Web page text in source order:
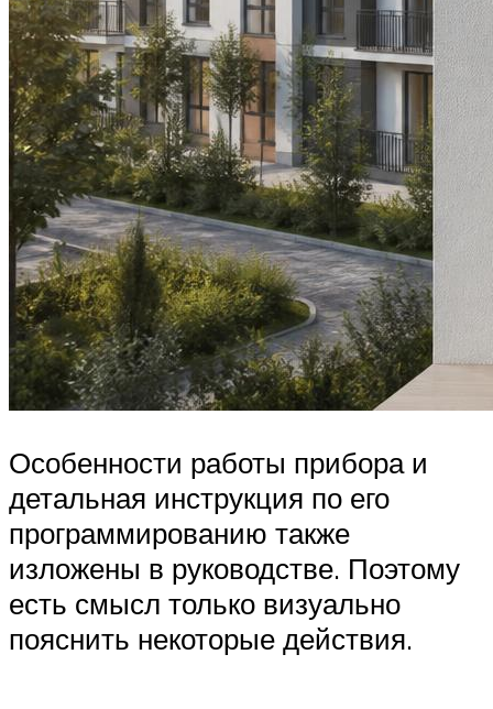
Особенности работы прибора и
детальная инструкция по его
программированию также
изложены в руководстве. Поэтому
есть смысл только визуально
пояснить некоторые действия.